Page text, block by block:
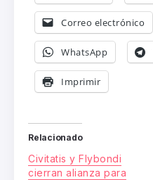
Correo electrónico
WhatsApp
Imprimir
Relacionado
Civitatis y Flybondi
cierran alianza para